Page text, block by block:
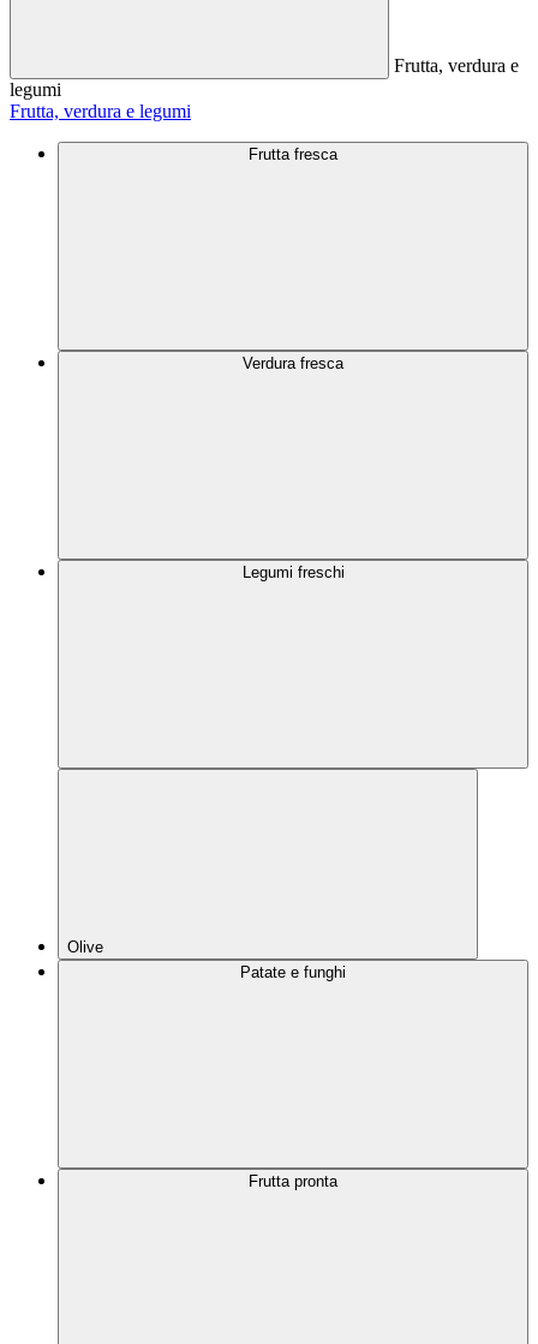
Frutta, verdura e
legumi
Frutta, verdura e legumi
Frutta fresca
Verdura fresca
Legumi freschi
Olive
Patate e funghi
Frutta pronta